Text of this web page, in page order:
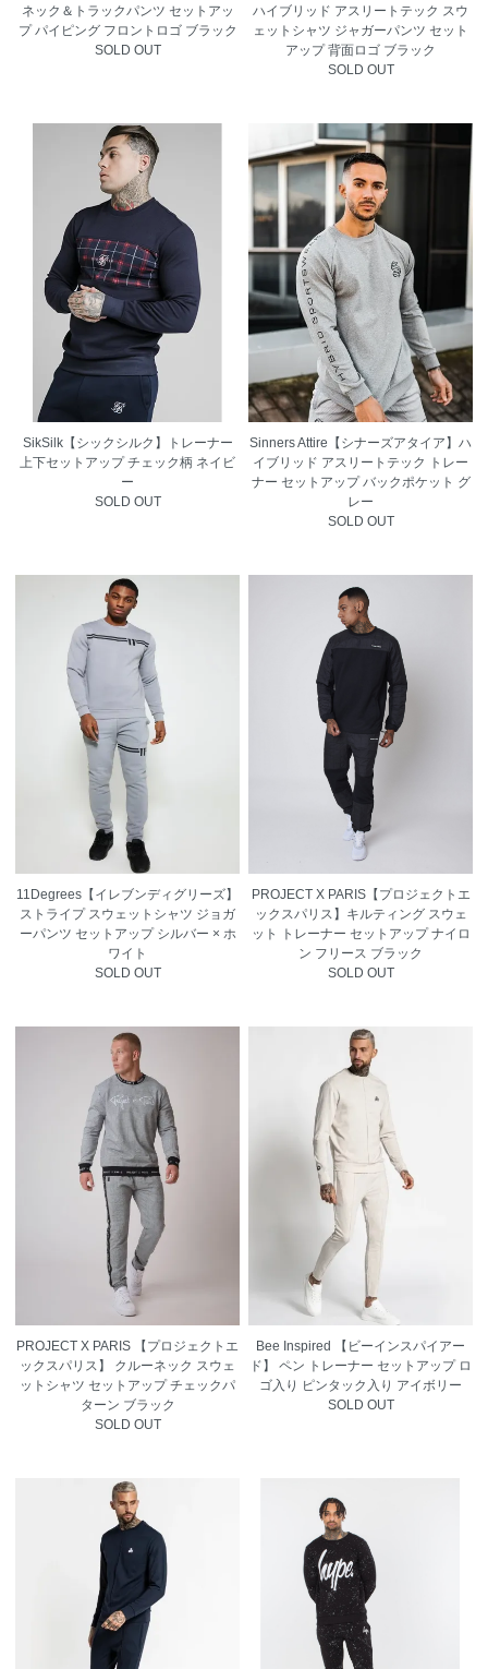
ネック＆トラックパンツ セットアッ
プ パイピング フロントロゴ ブラック
SOLD OUT
ハイブリッド アスリートテック スウ
ェットシャツ ジャガーパンツ セット
アップ 背面ロゴ ブラック
SOLD OUT
SikSilk【シックシルク】トレーナー
上下セットアップ チェック柄 ネイビ
ー
SOLD OUT
Sinners Attire【シナーズアタイア】ハ
イブリッド アスリートテック トレー
ナー セットアップ バックポケット グ
レー
SOLD OUT
11Degrees【イレブンディグリーズ】
ストライプ スウェットシャツ ジョガ
ーパンツ セットアップ シルバー × ホ
ワイト
SOLD OUT
PROJECT X PARIS【プロジェクトエ
ックスパリス】キルティング スウェ
ット トレーナー セットアップ ナイロ
ン フリース ブラック
SOLD OUT
PROJECT X PARIS 【プロジェクトエ
ックスパリス】 クルーネック スウェ
ットシャツ セットアップ チェックパ
ターン ブラック
SOLD OUT
Bee Inspired 【ビーインスパイアー
ド】 ペン トレーナー セットアップ ロ
ゴ入り ピンタック入り アイボリー
SOLD OUT